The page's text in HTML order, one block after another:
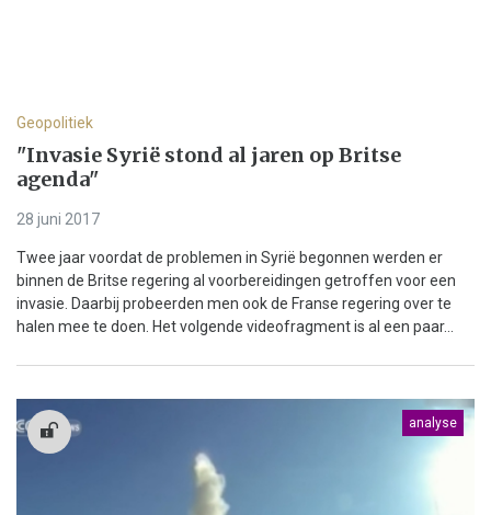
Geopolitiek
"Invasie Syrië stond al jaren op Britse
agenda"
28 juni 2017
Twee jaar voordat de problemen in Syrië begonnen werden er
binnen de Britse regering al voorbereidingen getroffen voor een
invasie. Daarbij probeerden men ook de Franse regering over te
halen mee te doen. Het volgende videofragment is al een paar...
analyse